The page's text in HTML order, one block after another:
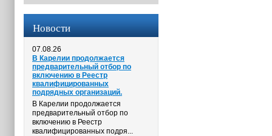
Новости
07.08.26
В Карелии продолжается
предварительный отбор по
включению в Реестр
квалифицированных
подрядных организаций.
В Карелии продолжается
предварительный отбор по
включению в Реестр
квалифицированных подря...